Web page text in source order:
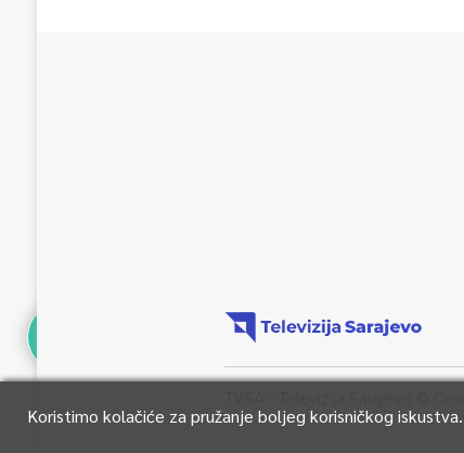
Koristimo kolačiće za pružanje boljeg korisničkog